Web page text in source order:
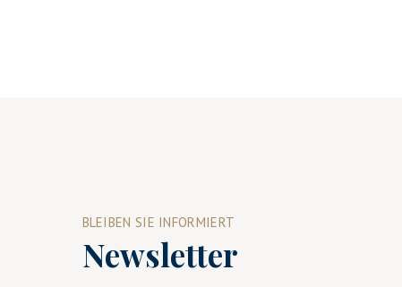
BLEIBEN SIE INFORMIERT
Newsletter